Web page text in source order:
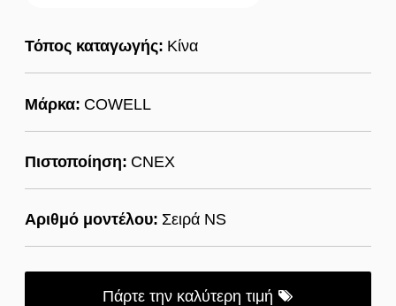
Τόπος καταγωγής: Κίνα
Μάρκα: COWELL
Πιστοποίηση: CNEX
Αριθμό μοντέλου: Σειρά NS
Πάρτε την καλύτερη τιμή